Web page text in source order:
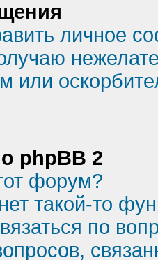
личное
или
phpBB 2
форум?
такой-то
по